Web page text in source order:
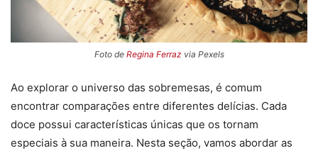
Foto de Regina Ferrazvia Pexels
Ao explorar o universo das sobremesas, é comum
encontrar comparações entre diferentes delícias. Cada
doce possui características únicas que os tornam
especiais à sua maneira. Nesta seção, vamos abordar as